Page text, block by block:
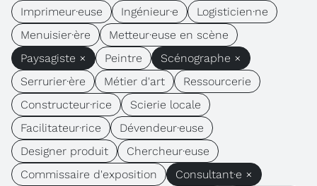
Imprimeur·euse Ingénieur·e
Logisticien·ne
Menuisier·ère
Metteur·euse en scène
Paysagiste ×
Peintre
Scénographe ×
Serrurier·ère
Métier d'art
Ressourcerie
Constructeur·rice
Scierie locale
Facilitateur·rice
Dévendeur·euse
Designer produit
Chercheur·euse
Commissaire d'exposition
Consultant·e ×